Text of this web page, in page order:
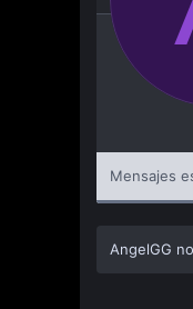
Mensajes
AngelGG